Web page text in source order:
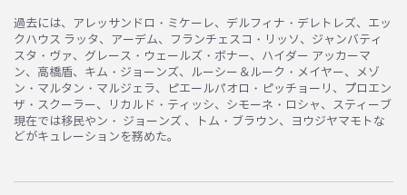
過去には、アレッサンドロ・ミケーレ、デルフィナ・デレトレズ、エッ
クハウス ラッタ、アーデム、フランチェスコ・リッソ、ジャンバティ
スタ・ヴァ、グレース・ウェールズ・ボナー、ハイダー アッカーマ
ン、高橋盾、キム・ジョーンズ、ルーシー＆ルーク・メイヤー、メゾ
ン・マルタン・マルジェラ、ピエールパオロ・ピッチョーリ、プロエン
ザ・スクーラー、リカルド・ティッシ、シモーネ・ロシャ、スティーブ
現在では移民やン・ ジョーンズ 、トム・ブラウン、ヨウジヤマモトな
どがキュレーションを務めた。